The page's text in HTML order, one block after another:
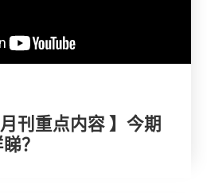
刊重点内容 】今期
？